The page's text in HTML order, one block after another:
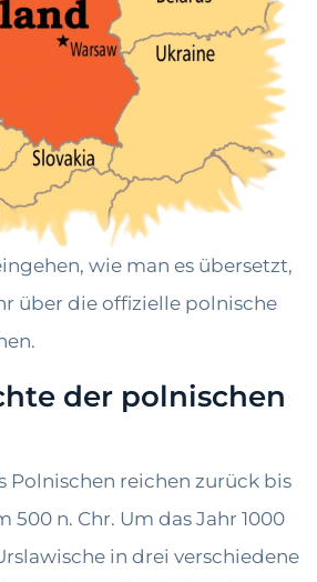
wie man es übersetzt,
über die offizielle polnische
der polnischen
Polnischen reichen zurück bis
500 n. Chr. Um das Jahr 1000
in drei verschiedene